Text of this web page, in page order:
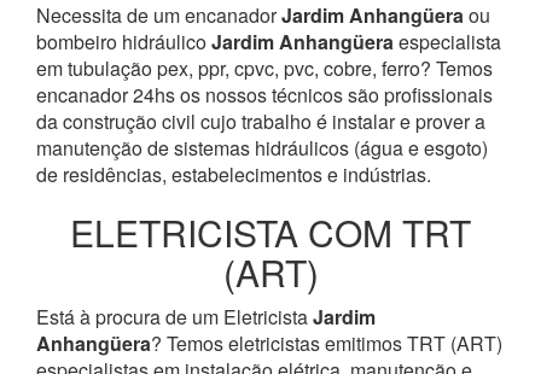
Necessita de um encanadorJardim Anhangüeraou
bombeiro hidráulicoJardim Anhangüeraespecialista
em tubulação pex, ppr, cpvc, pvc, cobre, ferro? Temos
encanador 24hs os nossos técnicos são profissionais
da construção civil cujo trabalho é instalar e prover a
manutenção de sistemas hidráulicos (água e esgoto)
de residências, estabelecimentos e indústrias.
ELETRICISTA COM TRT
(ART)
Está à procura de um EletricistaJardim
Anhangüera? Temos eletricistas emitimos TRT (ART)